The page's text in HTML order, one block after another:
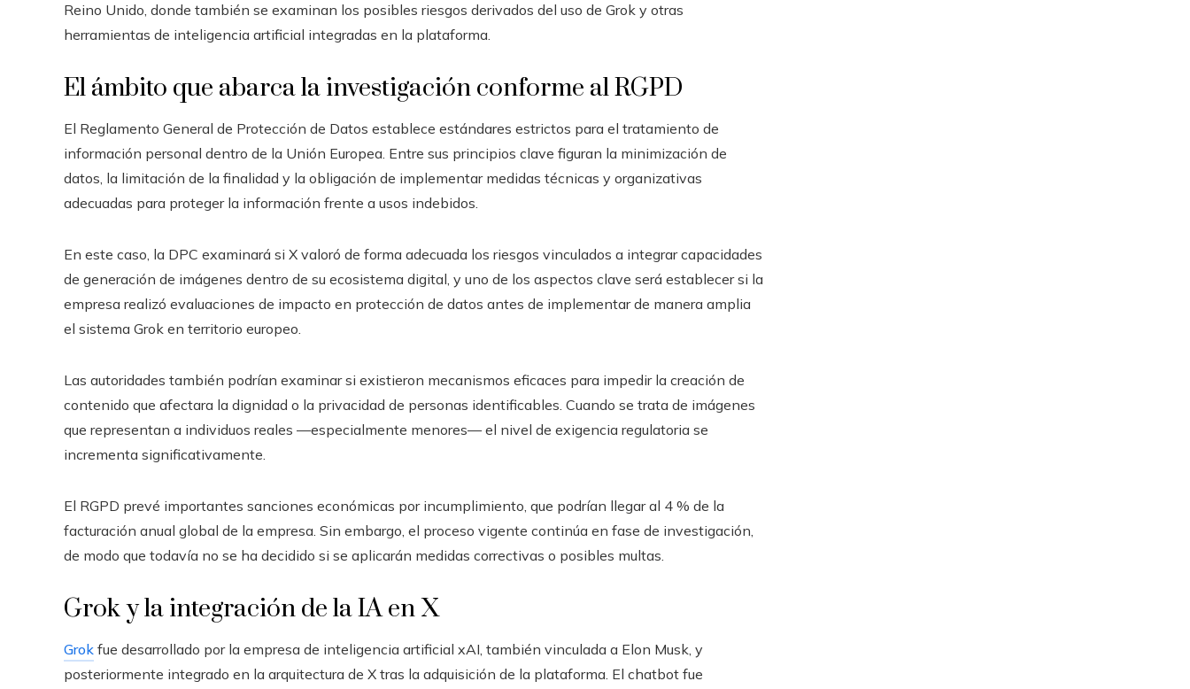
Reino Unido, donde también se examinan los posibles riesgos derivados del uso de Grok y otras
herramientas de inteligencia artificial integradas en la plataforma.
El ámbito que abarca la investigación conforme al RGPD
El Reglamento General de Protección de Datos establece estándares estrictos para el tratamiento de
información personal dentro de la Unión Europea. Entre sus principios clave figuran la minimización de
datos, la limitación de la finalidad y la obligación de implementar medidas técnicas y organizativas
adecuadas para proteger la información frente a usos indebidos.
En este caso, la DPC examinará si X valoró de forma adecuada los riesgos vinculados a integrar capacidades
de generación de imágenes dentro de su ecosistema digital, y uno de los aspectos clave será establecer si la
empresa realizó evaluaciones de impacto en protección de datos antes de implementar de manera amplia
el sistema Grok en territorio europeo.
Las autoridades también podrían examinar si existieron mecanismos eficaces para impedir la creación de
contenido que afectara la dignidad o la privacidad de personas identificables. Cuando se trata de imágenes
que representan a individuos reales —especialmente menores— el nivel de exigencia regulatoria se
incrementa significativamente.
El RGPD prevé importantes sanciones económicas por incumplimiento, que podrían llegar al 4 % de la
facturación anual global de la empresa. Sin embargo, el proceso vigente continúa en fase de investigación,
de modo que todavía no se ha decidido si se aplicarán medidas correctivas o posibles multas.
Grok y la integración de la IA en X
Grok fue desarrollado por la empresa de inteligencia artificial xAI, también vinculada a Elon Musk, y
posteriormente integrado en la arquitectura de X tras la adquisición de la plataforma. El chatbot fue